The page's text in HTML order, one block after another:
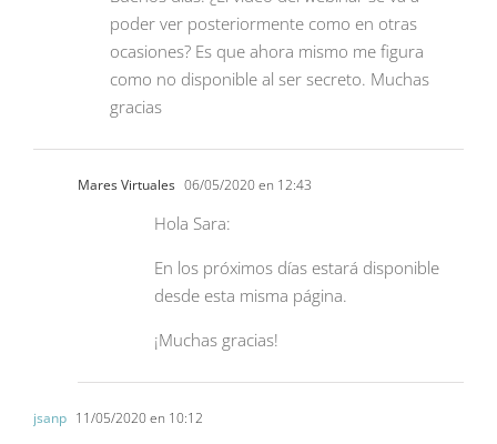
poder ver posteriormente como en otras
ocasiones? Es que ahora mismo me figura
como no disponible al ser secreto. Muchas
gracias
Mares Virtuales 06/05/2020 en 12:43
Hola Sara:
En los próximos días estará disponible
desde esta misma página.
¡Muchas gracias!
jsanp 11/05/2020 en 10:12